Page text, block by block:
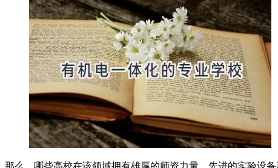
那么，哪些高校在该领域拥有雄厚的师资力量、先进的实验设